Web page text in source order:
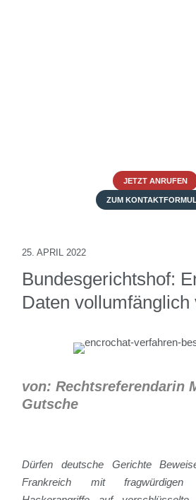
JETZT ANRUFEN
ZUM
25. APRIL 2022
Bundesgerichtshof:
Daten
von: Rechtsreferendarin
Gutsche
Dürfen deutsche Gerichte
Frankreich mit fragwürdigen